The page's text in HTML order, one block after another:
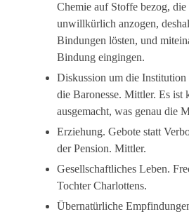
Chemie auf Stoffe bezog, die
unwillkürlich anzogen,
Bindungen lösten, und
Bindung eingingen.
Diskussion um die
die Baronesse. Mittler. Es ist
ausgemacht, was genau die
Erziehung. Gebote statt
der Pension. Mittler.
Gesellschaftliches Leben.
Tochter Charlottens.
Übernatürliche